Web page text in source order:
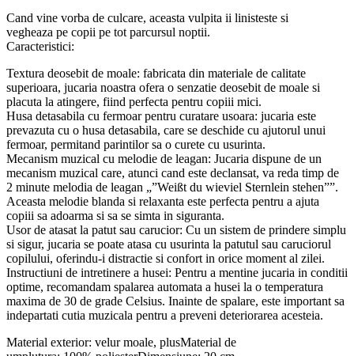
Cand vine vorba de culcare, aceasta vulpita ii linisteste si
vegheaza pe copii pe tot parcursul noptii.
Caracteristici:
Textura deosebit de moale: fabricata din materiale de calitate
superioara, jucaria noastra ofera o senzatie deosebit de moale si
placuta la atingere, fiind perfecta pentru copiii mici.
Husa detasabila cu fermoar pentru curatare usoara: jucaria este
prevazuta cu o husa detasabila, care se deschide cu ajutorul unui
fermoar, permitand parintilor sa o curete cu usurinta.
Mecanism muzical cu melodie de leagan: Jucaria dispune de un
mecanism muzical care, atunci cand este declansat, va reda timp de
2 minute melodia de leagan „”Weißt du wieviel Sternlein stehen””.
Aceasta melodie blanda si relaxanta este perfecta pentru a ajuta
copiii sa adoarma si sa se simta in siguranta.
Usor de atasat la patut sau carucior: Cu un sistem de prindere simplu
si sigur, jucaria se poate atasa cu usurinta la patutul sau caruciorul
copilului, oferindu-i distractie si confort in orice moment al zilei.
Instructiuni de intretinere a husei: Pentru a mentine jucaria in conditii
optime, recomandam spalarea automata a husei la o temperatura
maxima de 30 de grade Celsius. Inainte de spalare, este important sa
indepartati cutia muzicala pentru a preveni deteriorarea acesteia.
Material exterior: velur moale, plusMaterial de